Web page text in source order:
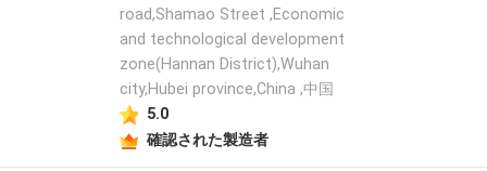
road,Shamao Street ,Economic
and technological development
zone(Hannan District),Wuhan
city,Hubei province,China ,中国
5.0
確認された製造者